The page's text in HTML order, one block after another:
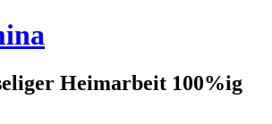
Heimarbeit 100%ig